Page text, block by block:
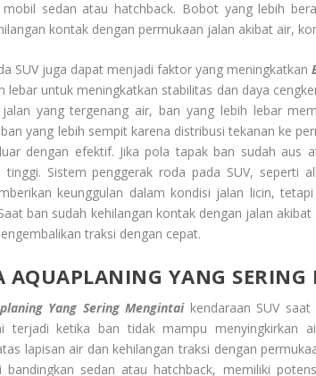
mobil sedan atau hatchback. Bobot yang lebih
kontak dengan permukaan jalan akibat air,
SUV juga dapat menjadi faktor yang meningkatkan
lebar untuk meningkatkan stabilitas dan daya
yang tergenang air, ban yang lebih lebar
yang lebih sempit karena distribusi tekanan ke
dengan efektif. Jika pola tapak ban sudah aus
tinggi. Sistem penggerak roda pada SUV, seperti
keunggulan dalam kondisi jalan licin,
ban sudah kehilangan kontak dengan jalan
traksi dengan cepat.
AQUAPLANING YANG
Yang Sering Mengintaikendaraan SUV saat
terjadi ketika ban tidak mampu menyingkirkan
lapisan air dan kehilangan traksi dengan
bandingkan sedan atau hatchback, memiliki